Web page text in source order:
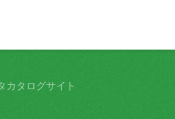
カタログサイト